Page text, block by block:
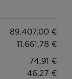
89.407,00 €
11.661,78 €
74,91 €
46,27 €